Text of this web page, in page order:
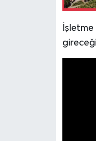
İşletme
Resmi İlan
Rüya Tabirleri